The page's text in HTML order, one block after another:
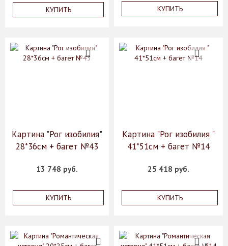
КУПИТЬ КУПИТЬ
Картина "Рог изобилия"
28*36см + багет №43
13 748 руб.
КУПИТЬ
Картина "Рог изобилия "
41*51см + багет №14
25 418 руб.
КУПИТЬ